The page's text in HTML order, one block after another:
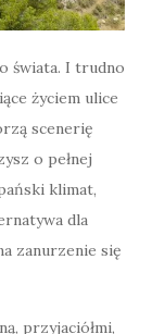
świata. I trudno
życiem ulice
scenerię
o pełnej
klimat,
dla
zanurzenie się
przyjaciółmi,